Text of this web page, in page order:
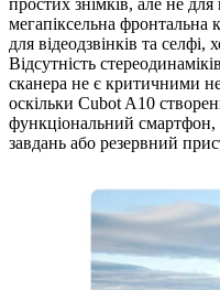
простих знімків, але не для
мегапіксельна фронтальна
для відеодзвінків та
Відсутність
сканера не є критичними
оскільки Cubot A10
функціональний
завдань або резервний